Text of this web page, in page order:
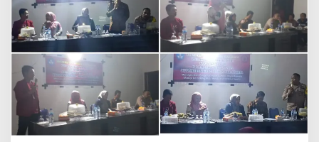
U
s
u
r
a
K
e